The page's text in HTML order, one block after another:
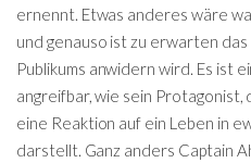
ernennt. Etwas anderes wäre
und genauso ist zu erwarten das
Publikums anwidern wird. Es ist
angreifbar, wie sein
eine Reaktion auf ein Leben in
darstellt. Ganz anders Captain